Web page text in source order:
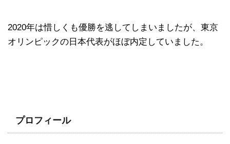
2020年は惜しくも優勝を逃してしまいましたが、東京
オリンピックの日本代表がほぼ内定していました。
プロフィール